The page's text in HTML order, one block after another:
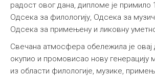
радост овог дана, дипломе је
Одсека за филологију, Одсека за
Одсека за примењену и ликовну
Свечана атмосфера обележила је овај
окупио и промовисао нову генерацију
из области филологије, музике,